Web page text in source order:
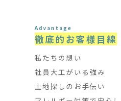
Advantage
徹底的お客様目線
私たちの想い
社員大工がいる強み
土地探しのお手伝い